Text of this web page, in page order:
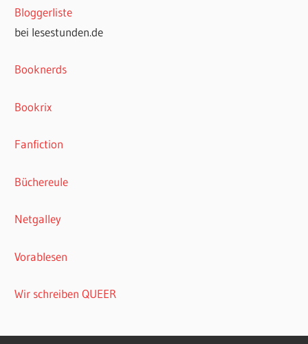
Bloggerliste
bei lesestunden.de
Booknerds
Bookrix
Fanfiction
Büchereule
Netgalley
Vorablesen
Wir schreiben QUEER